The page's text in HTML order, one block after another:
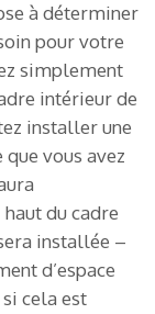
à déterminer
pour votre
simplement
intérieur de
installer une
vous avez
du cadre
installée –
d’espace
cela est